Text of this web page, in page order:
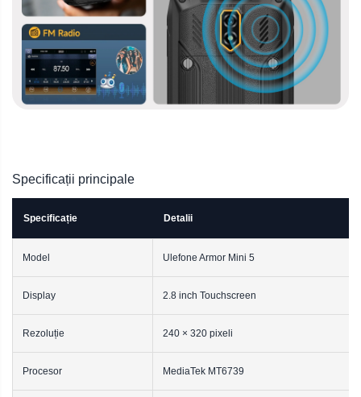
Specificații principale
Specificație Detalii
Model Ulefone Armor Mini 5
Display 2.8 inch Touchscreen
Rezoluție 240 × 320 pixeli
Procesor MediaTek MT6739